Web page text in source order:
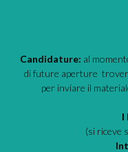
Candidature: al
di future aperture
per inviare il
I
(si riceve